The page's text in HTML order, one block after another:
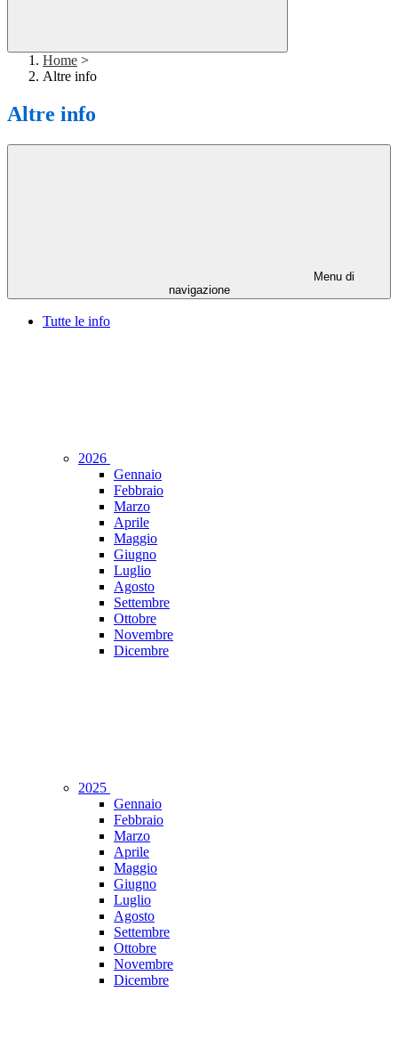
Home >
Altre info
Altre info
Menu di
navigazione
Tutte le info
2026
Gennaio
Febbraio
Marzo
Aprile
Maggio
Giugno
Luglio
Agosto
Settembre
Ottobre
Novembre
Dicembre
2025
Gennaio
Febbraio
Marzo
Aprile
Maggio
Giugno
Luglio
Agosto
Settembre
Ottobre
Novembre
Dicembre